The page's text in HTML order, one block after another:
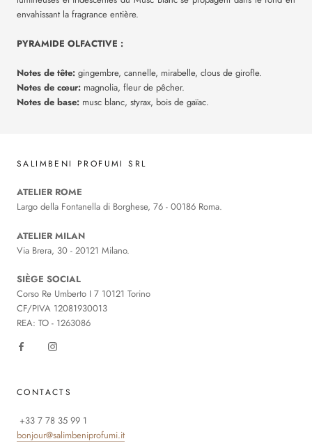
envahissant la fragrance entière.
PYRAMIDE OLFACTIVE :
Notes de tête: gingembre, cannelle, mirabelle, clous de girofle.
Notes de cœur: magnolia, fleur de pêcher.
Notes de base: musc blanc, styrax, bois de gaïac.
SALIMBENI PROFUMI SRL
ATELIER ROME
Largo della Fontanella di Borghese, 76 - 00186 Roma.
ATELIER MILAN
Via Brera, 30 - 20121 Milano.
SIÈGE SOCIAL
Corso Re Umberto I 7 10121 Torino
CF/PIVA 12081930013
REA: TO - 1263086
CONTACTS
+33 7 78 35 99 1
bonjour@salimbeniprofumi.it